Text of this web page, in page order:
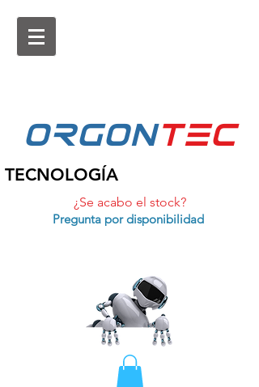
ORGONtEc
TECNOLOGÍA
¿Se acabo el stock?
Pregunta por disponibilidad